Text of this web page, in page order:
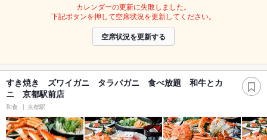
カレンダーの更新に失敗しました。
下記ボタンを押して空席状況を更新してください。
空席状況を更新する
すき焼き ズワイガニ タラバガニ 食べ放題 和牛とカ
ニ 京都駅前店
和食 京都駅